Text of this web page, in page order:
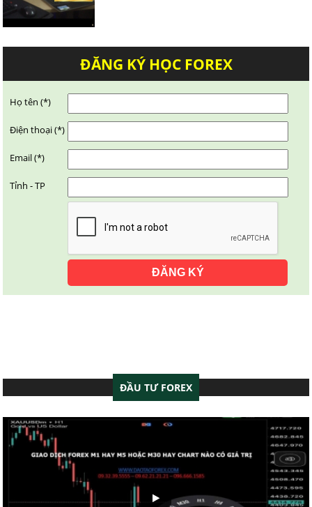
ĐĂNG KÝ HỌC FOREX
Họ tên (*)
Điện thoại (*)
Email (*)
Tỉnh - TP
ĐẦU TƯ FOREX